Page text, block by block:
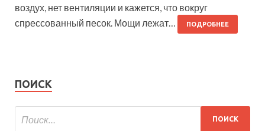
воздух, нет вентиляции и кажется, что вокруг
спрессованный песок. Мощи лежат…
ПОДРОБНЕЕ
ПОИСК